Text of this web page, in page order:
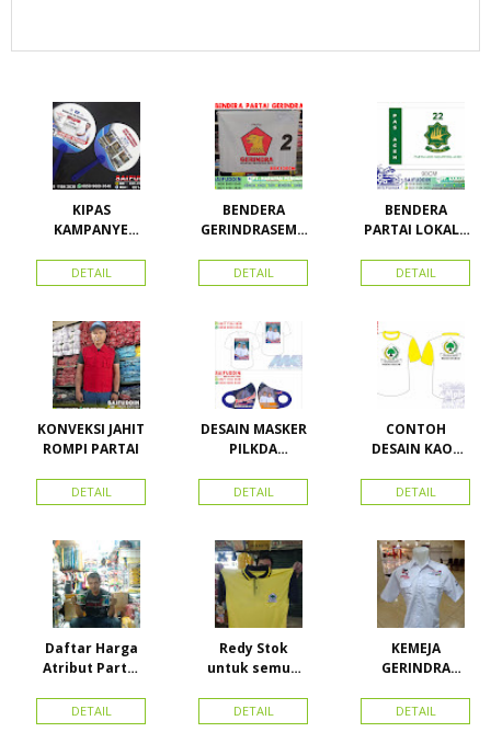
KIPAS
KAMPANYE
DETAIL
BENDERA
GERINDRASEMU
DETAIL
BENDERA
PARTAI LOKAL /
ACEH
DETAIL
KONVEKSI JAHIT
ROMPI PARTAI
DETAIL
DESAIN MASKER
PILKDA
Calon Bupati &
Wakil Bupati
Kepulauan
DETAIL
CONTOH
DESAIN KAOS
BAHAN PE
DOUBLE
DETAIL
Daftar Harga
Atribut Partai
Toko Maha
Karya Online
DETAIL
Redy Stok
untuk semua
Kerah Bahan PE
Dobel Rp.
DETAIL
KEMEJA
GERINDRA
BORDIR DAN
TOPI BAHAN
DETAIL